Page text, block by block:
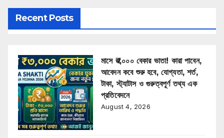
Recent Posts
মাসে ₹৩,০০০ বেকার ভাতা! কারা পাবেন,
আবেদন কবে শুরু হবে, যোগ্যতা, শর্ত,
টাকা, স্ট্যাটাস ও গুরুত্বপূর্ণ তথ্য এক
প্রতিবেদনে
August 4, 2026